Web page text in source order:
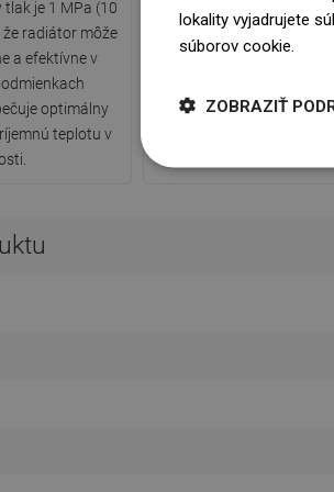
je 1 MPa (10
že radiátor môže
a efektívne v
optimálny
teplotu v
Maximálna teplota
radiátorom počas
zaisťuje bezpečnosť
lokality vyjadrujete
súborov cookie.
ZOBRAZIŤ